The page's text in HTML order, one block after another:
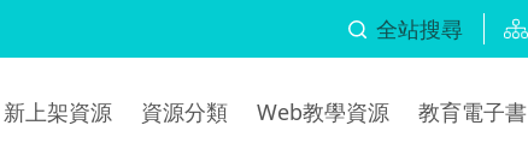
全站搜尋
新上架資源 資源分類 Web教學資源 教育電子書